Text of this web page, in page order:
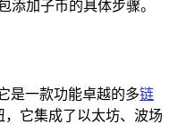
添加子币的具体步骤。
是一款功能卓越的多链
它集成了以太坊、波场